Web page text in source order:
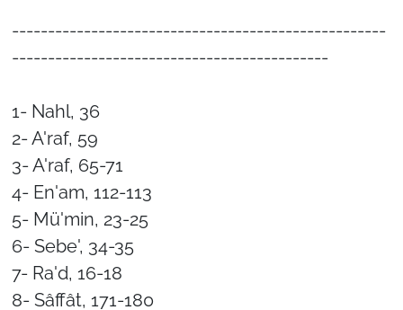
----------------------------------------------------
--------------------------------------------
1- Nahl, 36
2- A'raf, 59
3- A'raf, 65-71
4- En'am, 112-113
5- Mü'min, 23-25
6- Sebe', 34-35
7- Ra'd, 16-18
8- Sâffât, 171-180